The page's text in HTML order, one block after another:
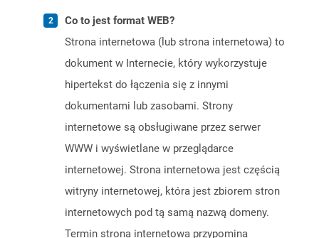
Co to jest format WEB?
Strona internetowa (lub strona internetowa) to
dokument w Internecie, który wykorzystuje
hipertekst do łączenia się z innymi
dokumentami lub zasobami. Strony
internetowe są obsługiwane przez serwer
WWW i wyświetlane w przeglądarce
internetowej. Strona internetowa jest częścią
witryny internetowej, która jest zbiorem stron
internetowych pod tą samą nazwą domeny.
Termin strona internetowa przypomina